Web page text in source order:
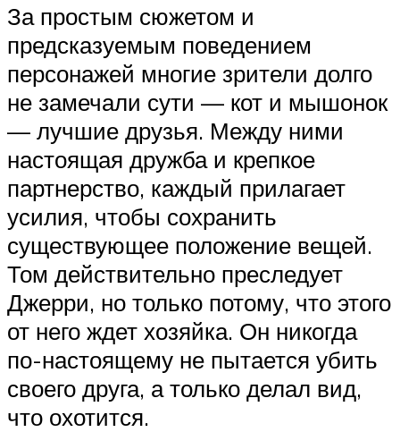
За простым сюжетом и
предсказуемым поведением
персонажей многие зрители долго
не замечали сути — кот и мышонок
— лучшие друзья. Между ними
настоящая дружба и крепкое
партнерство, каждый прилагает
усилия, чтобы сохранить
существующее положение вещей.
Том действительно преследует
Джерри, но только потому, что этого
от него ждет хозяйка. Он никогда
по-настоящему не пытается убить
своего друга, а только делал вид,
что охотится.